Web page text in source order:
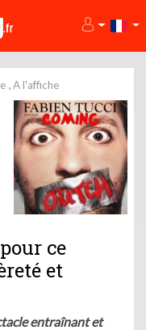
A l'affiche
ce
et
entraînant et